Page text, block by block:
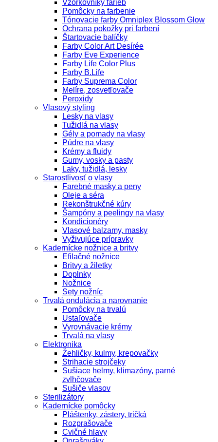
Vzorkovníky farieb
Pomôcky na farbenie
Tónovacie farby Omniplex Blossom Glow
Ochrana pokožky pri farbení
Štartovacie balíčky
Farby Color Art Desírée
Farby Eve Experience
Farby Life Color Plus
Farby B.Life
Farby Suprema Color
Melíre, zosvetľovače
Peroxidy
Vlasový styling
Lesky na vlasy
Tužidlá na vlasy
Gély a pomady na vlasy
Púdre na vlasy
Krémy a fluidy
Gumy, vosky a pasty
Laky, tužidlá, lesky
Starostlivosť o vlasy
Farebné masky a peny
Oleje a séra
Rekonštrukčné kúry
Šampóny a peelingy na vlasy
Kondicionéry
Vlasové balzamy, masky
Vyživujúce prípravky
Kadernícke nožnice a britvy
Efilačné nožnice
Britvy a žiletky
Doplnky
Nožnice
Sety nožníc
Trvalá ondulácia a narovnanie
Pomôcky na trvalú
Ustaľovače
Vyrovnávacie krémy
Trvalá na vlasy
Elektronika
Žehličky, kulmy, krepovačky
Strihacie strojčeky
Sušiace helmy, klimazóny, parné
zvlhčovače
Sušiče vlasov
Sterilizátory
Kadernícke pomôcky
Pláštenky, zástery, tričká
Rozprašovače
Cvičné hlavy